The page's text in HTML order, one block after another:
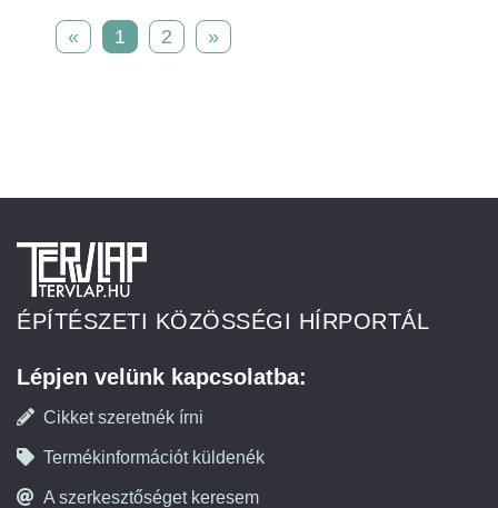
« 1 2 »
ÉPÍTÉSZETI KÖZÖSSÉGI HÍRPORTÁL
Lépjen velünk kapcsolatba:
Cikket szeretnék írni
Termékinformációt küldenék
A szerkesztőséget keresem